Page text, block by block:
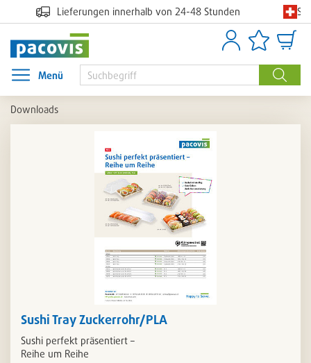
Lieferungen innerhalb von 24-48 Stunden
Suche
AnmeldenArtikellisten
Menü
Menü öffnen
Downloads
Sushi Tray Zuckerrohr/PLA
Sushi perfekt präsentiert –
Reihe um Reihe